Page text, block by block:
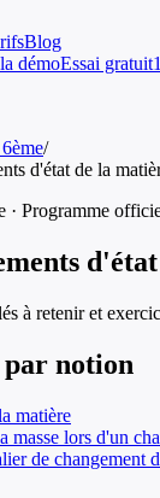
Blog
démoEssai gratuit
/
d'état de la
· Programme
à retenir et
notion
matière
masse lors d'un
de changement